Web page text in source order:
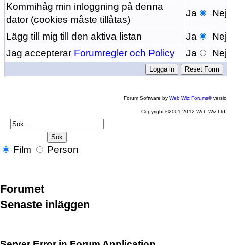
Kommihåg min inloggning på denna
dator (cookies måste tillåtas)
Ja Nej
Lägg till mig till den aktiva listan Ja
Nej
Jag accepterar Forumregler och Policy Ja Nej
Forum Software byWeb Wiz Forums®
Copyright ©2001-2012 Web Wiz Ltd.
Film Person
Forumet
Senaste inläggen